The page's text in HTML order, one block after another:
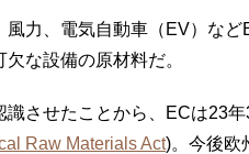
力、電気自動車（EV）など
な設備の原材料だ。
させたことから、ECは23
Raw Materials Act)。今後欧